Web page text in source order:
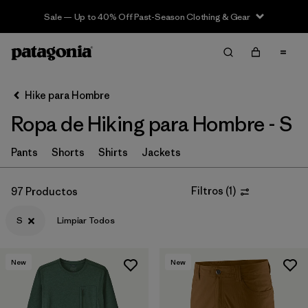
Sale — Up to 40% Off Past-Season Clothing & Gear
Filter & Sort Limpiar Todos
Ordenar Por
Filtrar por
Category
Filtrar por
Price
Filtrar por
Fit
Filtrar por
Color
Filtrar por
Features & Processes
Hike para Hombre
Ropa de Hiking para Hombre - S
Pants Shorts Shirts Jackets
97 Productos Filtros (1)
S Limpiar Todos
New New